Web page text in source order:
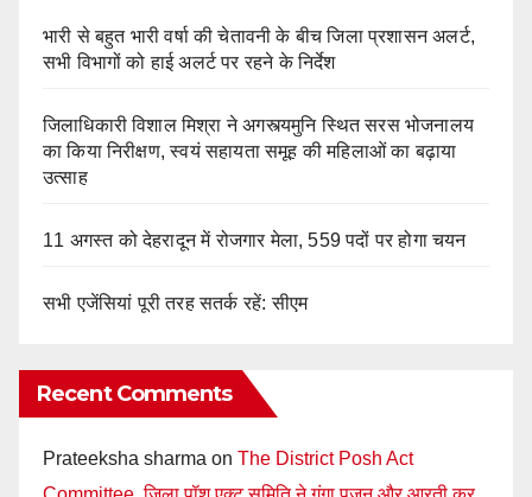
भारी से बहुत भारी वर्षा की चेतावनी के बीच जिला प्रशासन अलर्ट,
सभी विभागों को हाई अलर्ट पर रहने के निर्देश
जिलाधिकारी विशाल मिश्रा ने अगस्त्यमुनि स्थित सरस भोजनालय
का किया निरीक्षण, स्वयं सहायता समूह की महिलाओं का बढ़ाया
उत्साह
11 अगस्त को देहरादून में रोजगार मेला, 559 पदों पर होगा चयन
सभी एजेंसियां पूरी तरह सतर्क रहें: सीएम
Recent Comments
Prateeksha sharma on The District Posh Act